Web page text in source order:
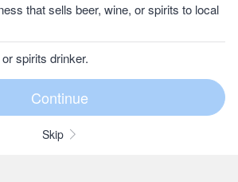
that sells beer, wine, or spirits to local
spirits drinker.
Skip